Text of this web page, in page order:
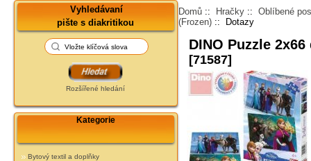
Vyhledávaní
pište s diakritikou
Rozšířené hledání
Kategorie
Bytový textil a doplňky
Domů :: Hračky ::Oblíbené
(Frozen) :: Dotazy
DINO Puzzle
[71587]